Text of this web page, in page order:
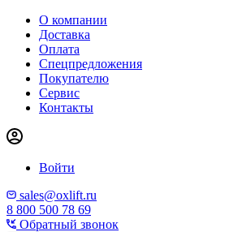
О компании
Доставка
Оплата
Спецпредложения
Покупателю
Сервис
Контакты
Войти
sales@oxlift.ru
8 800 500 78 69
Обратный звонок